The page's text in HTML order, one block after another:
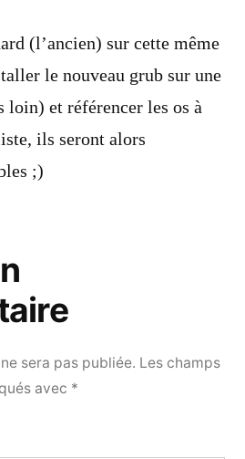
(l’ancien) sur cette même
le nouveau grub sur une
et référencer les os à
ils seront alors
;)
sera pas publiée. Les champs
avec *